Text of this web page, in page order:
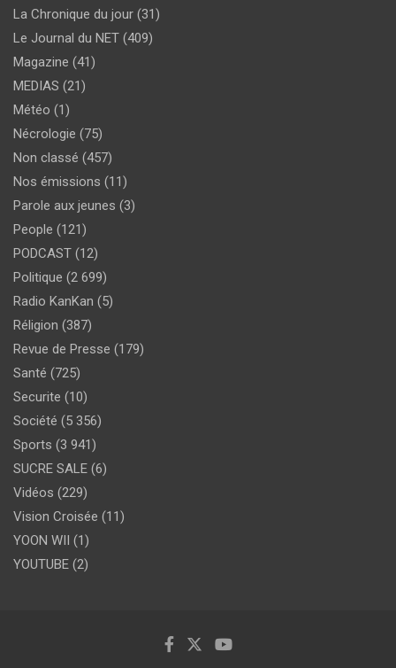
La Chronique du jour (31)
Le Journal du NET (409)
Magazine (41)
MEDIAS (21)
Météo (1)
Nécrologie (75)
Non classé (457)
Nos émissions (11)
Parole aux jeunes (3)
People (121)
PODCAST (12)
Politique (2 699)
Radio KanKan (5)
Réligion (387)
Revue de Presse (179)
Santé (725)
Securite (10)
Société (5 356)
Sports (3 941)
SUCRE SALE (6)
Vidéos (229)
Vision Croisée (11)
YOON WII
(1)
YOUTUBE (2)